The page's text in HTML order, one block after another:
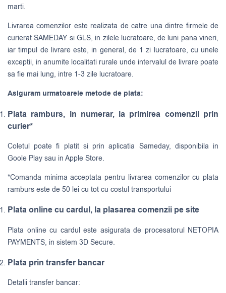
marti.
Livrarea comenzilor este realizata de catre una dintre firmele de
curieratSAMEDAY si GLS, in zilele lucratoare, de luni pana vineri,
iar timpul de livrare este, in general, de 1 zi lucratoare, cu unele
exceptii, in anumite localitati rurale unde intervalul de livrare poate
sa fie mai lung, intre 1-3 zile lucratoare.
Asiguram urmatoarele metode de plata:
Plata ramburs, in numerar, la primirea comenzii prin
curier*
Coletul poate fi platit si prin aplicatia Sameday, disponibila in
Goole Play sau in Apple Store.
*Comanda minima acceptata pentru livrarea comenzilor cu plata
ramburs este de 50 lei cu tot cu costul transportului
Plata online cu cardul, la plasarea comenzii pe site
Plata online cu cardul este asigurata de procesatorul NETOPIA
PAYMENTS, in sistem 3D Secure.
Plata prin transfer bancar
Detalii transfer bancar: